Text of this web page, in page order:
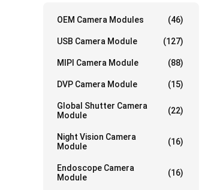
OEM Camera Modules (46)
USB Camera Module (127)
MIPI Camera Module (88)
DVP Camera Module (15)
Global Shutter Camera
Module
(22)
Night Vision Camera
Module
(16)
Endoscope Camera
Module
(16)